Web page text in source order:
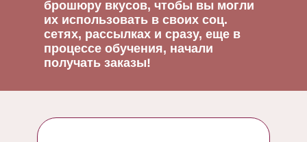
брошюру вкусов, чтобы вы могли
их использовать в своих соц.
сетях, рассылках и сразу, еще в
процессе обучения, начали
получать заказы!